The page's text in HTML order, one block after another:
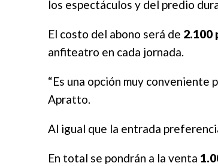
los espectáculos y del predio
El costo del abono será de 2.100
anfiteatro en cada jornada.
“Es una opción muy
Apratto.
Al igual que la entrada
En total se pondrán a la venta